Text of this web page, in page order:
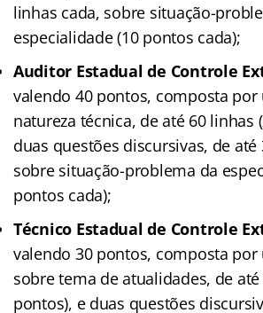
linhas cada, sobre situação-
especialidade (10 pontos cada);
Auditor Estadual de Controle
valendo 40 pontos, composta por
natureza técnica, de até 60 linhas
duas questões discursivas, de até
sobre situação-problema da
pontos cada);
Técnico Estadual de Controle
valendo 30 pontos, composta por
sobre tema de atualidades, de
pontos), e duas questões